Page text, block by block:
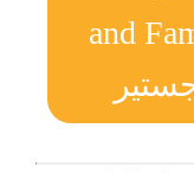
and